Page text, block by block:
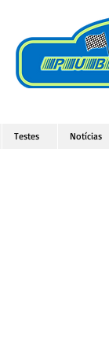
Testes Notícias